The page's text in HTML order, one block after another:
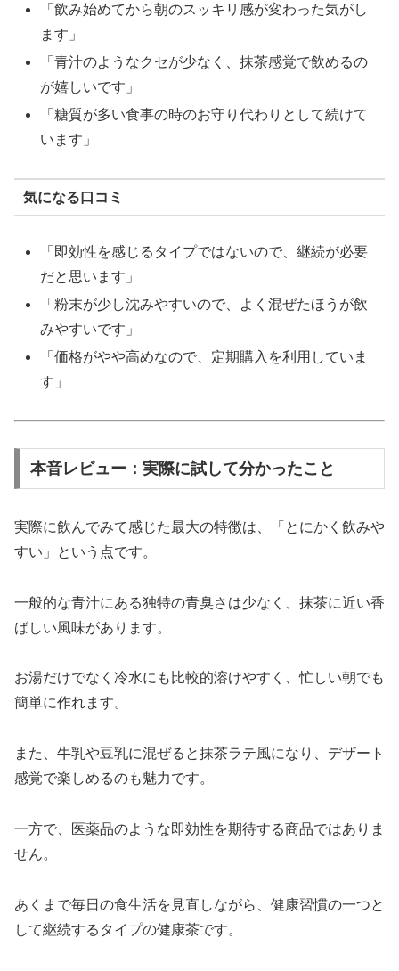
「飲み始めてから朝のスッキリ感が変わった気がし
ます」
「青汁のようなクセが少なく、抹茶感覚で飲めるの
が嬉しいです」
「糖質が多い食事の時のお守り代わりとして続けて
います」
気になる口コミ
「即効性を感じるタイプではないので、継続が必要
だと思います」
「粉末が少し沈みやすいので、よく混ぜたほうが飲
みやすいです」
「価格がやや高めなので、定期購入を利用していま
す」
本音レビュー：実際に試して分かったこと
実際に飲んでみて感じた最大の特徴は、「とにかく飲みや
すい」という点です。
一般的な青汁にある独特の青臭さは少なく、抹茶に近い香
ばしい風味があります。
お湯だけでなく冷水にも比較的溶けやすく、忙しい朝でも
簡単に作れます。
また、牛乳や豆乳に混ぜると抹茶ラテ風になり、デザート
感覚で楽しめるのも魅力です。
一方で、医薬品のような即効性を期待する商品ではありま
せん。
あくまで毎日の食生活を見直しながら、健康習慣の一つと
して継続するタイプの健康茶です。